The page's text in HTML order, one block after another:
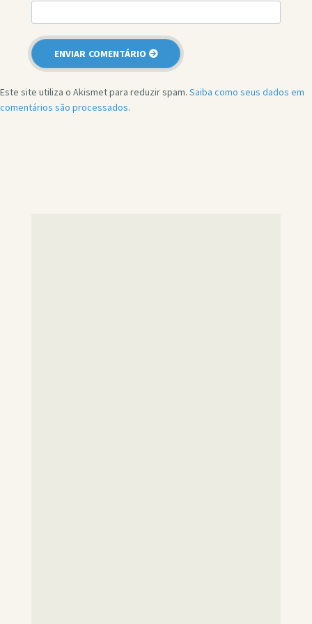
Este site utiliza o Akismet para reduzir spam. Saiba como seus dados em
comentários são processados.